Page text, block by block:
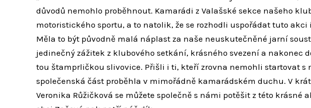
důvodů nemohlo proběhnout. Kamarádi z Valašské sekce našeho
motoristického sportu, a to natolik, že se rozhodli uspořádat tuto
Měla to být původně malá náplast za naše neuskutečněné jarní
jedinečný zážitek z klubového setkání, krásného svezení a nakonec
tou štamprličkou slivovice. Přišli i ti, kteří zrovna nemohli startovat s
společenská část proběhla v mimořádně kamarádském duchu. V
Veronika Růžičková se můžete společně s námi potěšit z této krásné